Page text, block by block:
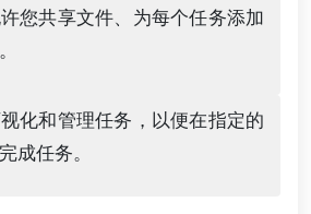
您共享文件、为每个任务添加
化和管理任务，以便在指定的
成任务。